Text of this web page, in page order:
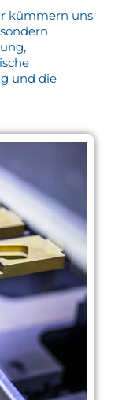
kümmern uns
und die